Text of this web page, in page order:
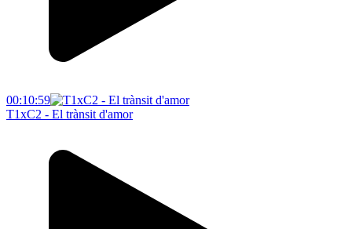
00:10:59
T1xC2 - El trànsit d'amor